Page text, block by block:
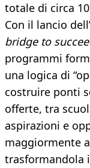
totale di circa
Con il lancio dell’
bridge to
programmi
una logica di
costruire ponti
offerte, tra
aspirazioni e
maggiormente
trasformandola